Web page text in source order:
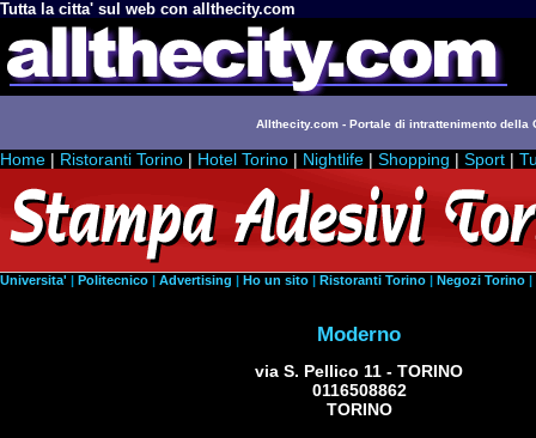
Tutta la citta' sul web con allthecity.com
Allthecity.com - Portale di intrattenimento della
Home | Ristoranti Torino | Hotel Torino | Nightlife | Shopping | Sport |
Universita' | Politecnico | Advertising | Ho un sito | Ristoranti Torino | Negozi Torino |
Moderno
via S. Pellico 11 - TORINO
0116508862
TORINO